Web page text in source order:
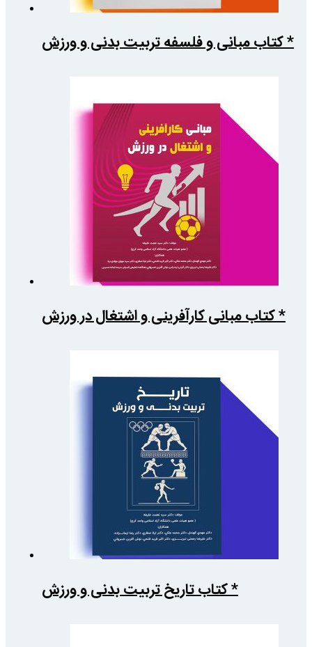
* کتاب مبانی و فلسفه تربیت بدنی و ورزش
* کتاب مبانی کارآفرینی و اشتغال در ورزش
* کتاب تاریخ تربیت بدنی و ورزش